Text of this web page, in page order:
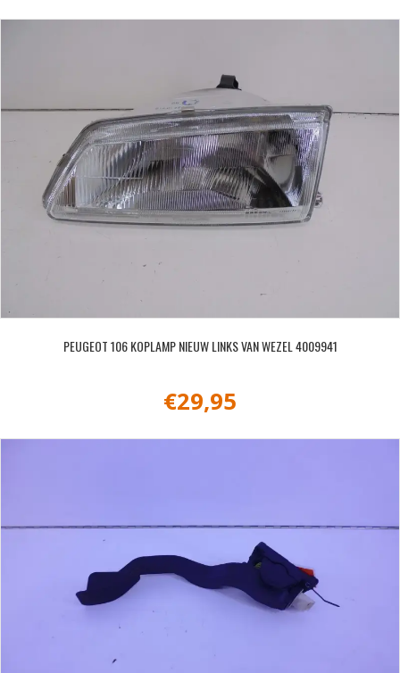
PEUGEOT 106 KOPLAMP NIEUW LINKS VAN WEZEL 4009941
€29,95